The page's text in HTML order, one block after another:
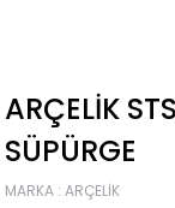
ARÇELIK
SÜPÜRGE
MARKA : ARÇELIK